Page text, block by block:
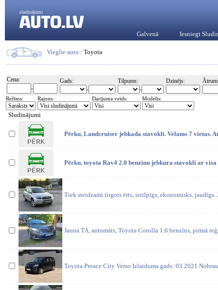
sludinājumi
Galvenā Iesniegt
Vieglie auto : Toyota
Cena:
-
Gads:
-
Tilpums:
-
Dzinējs:
Režīms: Rajons: Darījuma veids: Modelis:
Sludinājumi
Pērku, Landcruiser jebkada stavokli. Velams 7 vietas.
Pērku, toyota Rav4 2.0 benzinu jebkura stavokli ar visa
Tiek steidzami tirgots ērts, ietilpīgs, ekonomisks, jaudīgs.
Jauna TA, automāts, Toyota Corolla 1.6 benzīns, pirmā
Toyota Proace City Verso Izlaiduma gads: 03.2021